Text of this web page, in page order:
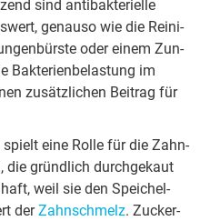
sind an­ti­bak­te­ri­el­le
ge­nauso wie die Rei­ni­
oder ei­nem Zun­
Bak­te­ri­en­be­las­tung im
zu­sätz­li­chen Bei­trag für
ei­ne Rol­le für die Zahn­
die gründ­lich durch­ge­kaut
weil sie den Spei­chel­
derZahn­schmelz. Zu­cker­